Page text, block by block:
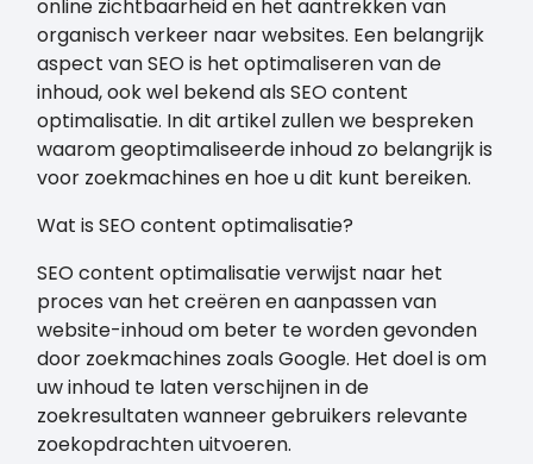
online zichtbaarheid en het aantrekken van
organisch verkeer naar websites. Een belangrijk
aspect van SEO is het optimaliseren van de
inhoud, ook wel bekend als SEO content
optimalisatie. In dit artikel zullen we bespreken
waarom geoptimaliseerde inhoud zo belangrijk is
voor zoekmachines en hoe u dit kunt bereiken.
Wat is SEO content optimalisatie?
SEO content optimalisatie verwijst naar het
proces van het creëren en aanpassen van
website-inhoud om beter te worden gevonden
door zoekmachines zoals Google. Het doel is om
uw inhoud te laten verschijnen in de
zoekresultaten wanneer gebruikers relevante
zoekopdrachten uitvoeren.